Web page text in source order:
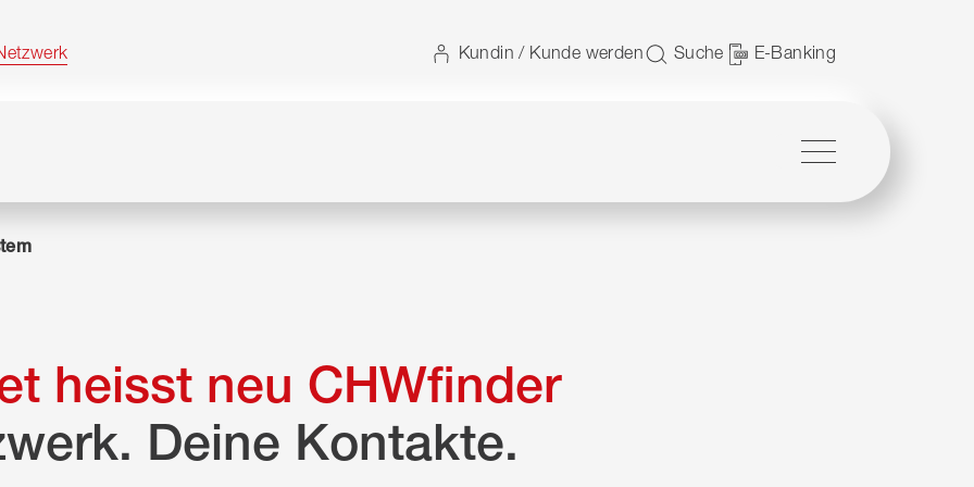
Kundin / Kunde werden Suche E-Banking
heisst neu CHWfinder
Deine Kontakte.